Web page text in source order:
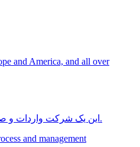
این یک شرکت واردات و صادرات حرفه ای است ، محصولات اصلی کلاه ، بارانی ، کیف ، پیش بند و هدایای تبلیغاتی است. تمام محصولات به اروپا و آمریكا و به سراسر جهان صادر می شود.